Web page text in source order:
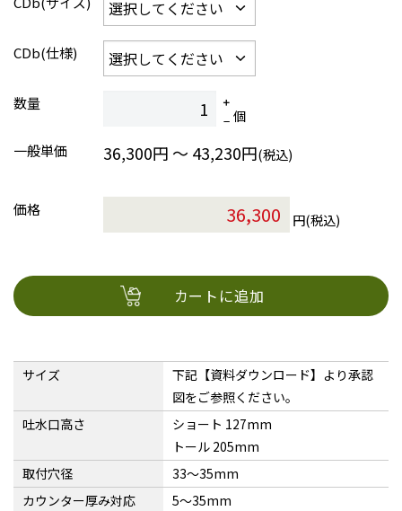
CDb(仕様)
数量
個
一般単価
36,300円 ～ 43,230円(税込)
価格
円(税込)
カートに追加
サイズ
下記【資料ダウンロード】より承認
図をご参照ください。
吐水口高さ
ショート 127mm
トール 205mm
取付穴径
33〜35mm
カウンター厚み対応
5〜35mm